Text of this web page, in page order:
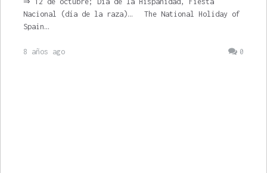
Nacional (día de la raza)… The National Holiday of
Spain…
0
8 años ago